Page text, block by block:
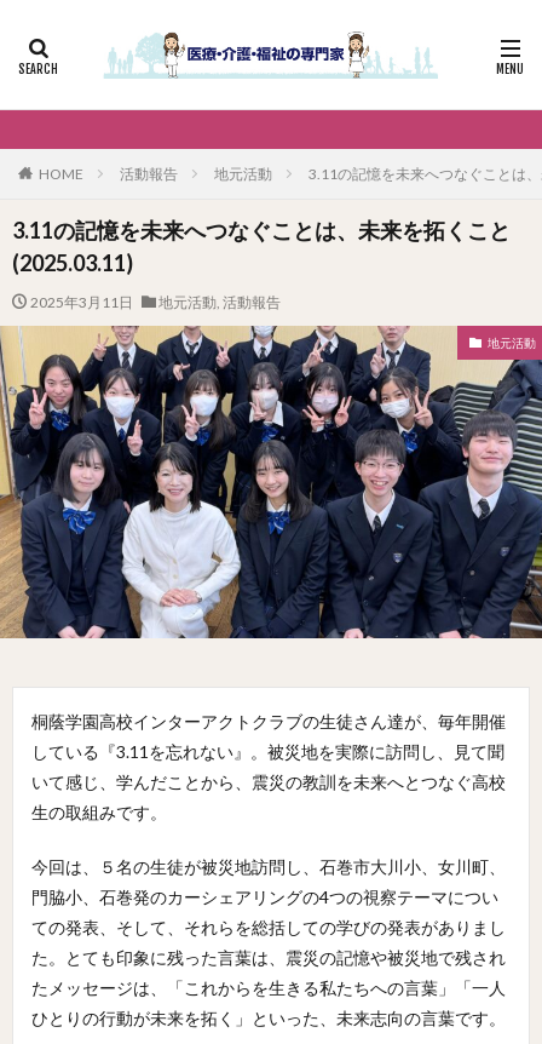
HOME 活動報告 地元活動 3.11の記憶を未来へつなぐことは
3.11の記憶を未来へつなぐことは、未来を拓くこと
(2025.03.11)
2025年3月11日 地元活動, 活動報告
地元活動
桐蔭学園高校インターアクトクラブの生徒さん達が、毎年開催
している『3.11を忘れない』。被災地を実際に訪問し、見て聞
いて感じ、学んだことから、震災の教訓を未来へとつなぐ高校
生の取組みです。
今回は、５名の生徒が被災地訪問し、石巻市大川小、女川町、
門脇小、石巻発のカーシェアリングの4つの視察テーマについ
ての発表、そして、それらを総括しての学びの発表がありまし
た。とても印象に残った言葉は、震災の記憶や被災地で残され
たメッセージは、「これからを生きる私たちへの言葉」「一人
ひとりの行動が未来を拓く」といった、未来志向の言葉です。